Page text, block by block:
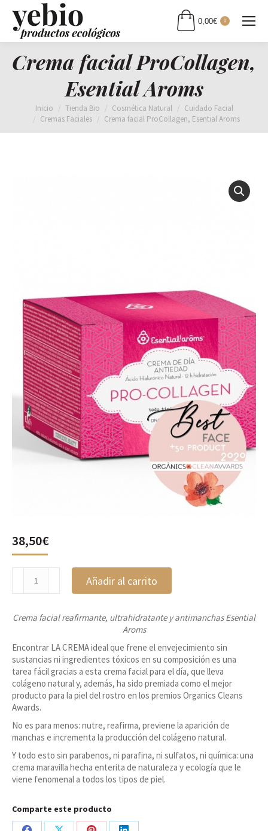
0,00€ 0
Crema facial ProCollagen,
Esential Aroms
Estás aquí:
Inicio Tienda Bio Cosmética Natural
Cuidado Facial
Cremas Faciales
Crema facial ProCollagen, Esential Aroms
38,50€
ProCollagen,
Aroms
Añadir al carrito
Crema facial reafirmante, ultrahidratante y antimanchas Esential
Aroms
Encontrar LA CREMA ideal que frene el envejecimiento sin
sustancias ni ingredientes tóxicos en su composición es una
tarea fácil gracias a esta crema facial para el día, que lleva
colágeno natural y, además, ha sido premiada como el mejor
producto para la piel del rostro en los premios Organics Cleans
Awards.
No es para menos: nutre, reafirma, previene la aparición de
manchas e incrementa la producción del colágeno natural.
Y todo esto sin parabenos, ni parafina, ni sulfatos, ni química: una
crema maravilla hecha enterita de naturaleza y ecología que le
viene fenomenal a todos los tipos de piel.
Comparte este producto